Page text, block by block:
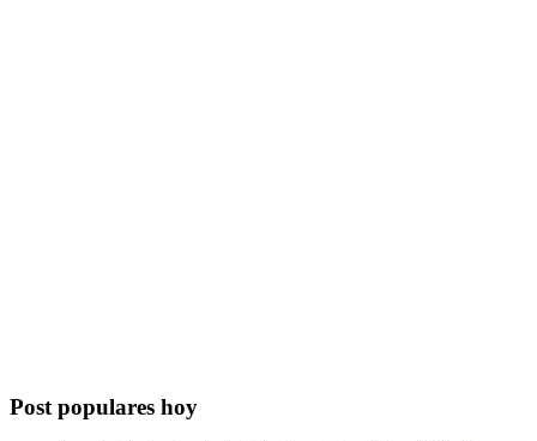
Post populares hoy